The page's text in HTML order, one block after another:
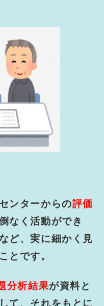
ンターからの評価
なく活動ができ
ど、実に細かく見
とです。
分析結果が資料と
て、それをもとに